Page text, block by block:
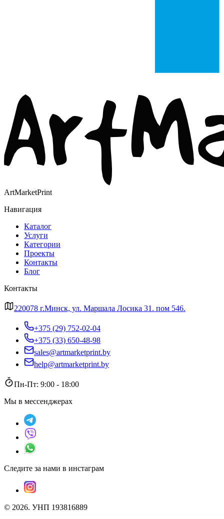
ArtMarketPrint
Навигация
Каталог
Услуги
Категории
Проекты
Контакты
Блог
Контакты
220078 г.Минск, ул. Маршала Лосика 31. пом 546.
+375 (29) 752-02-04
+375 (33) 650-48-98
sales@artmarketprint.by
help@artmarketprint.by
Пн-Пт: 9:00 - 18:00
Мы в мессенджерах
Следите за нами в инстаграм
© 2026. УНП 193816889